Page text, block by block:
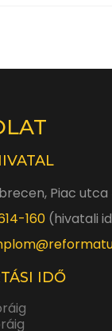
Piac
160 (hivatali
IDŐ